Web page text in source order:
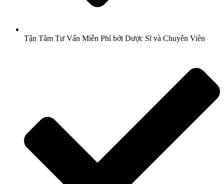
Tận Tâm Tư Vấn Miễn Phí bởi Dược Sĩ và Chuyên Viên